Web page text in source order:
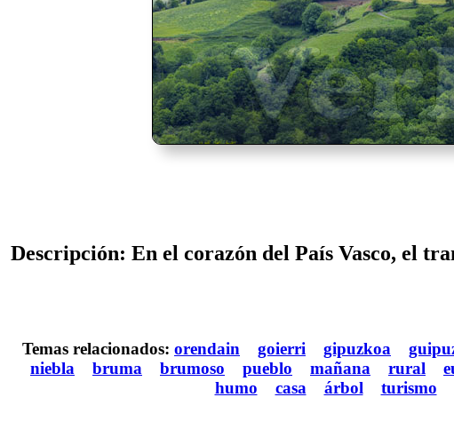
Descripción: En el corazón del País Vasco, el
Temas relacionados: orendain goierri gipuzkoa
niebla
bruma brumoso pueblo mañana rural
humo
casa árbol turismo